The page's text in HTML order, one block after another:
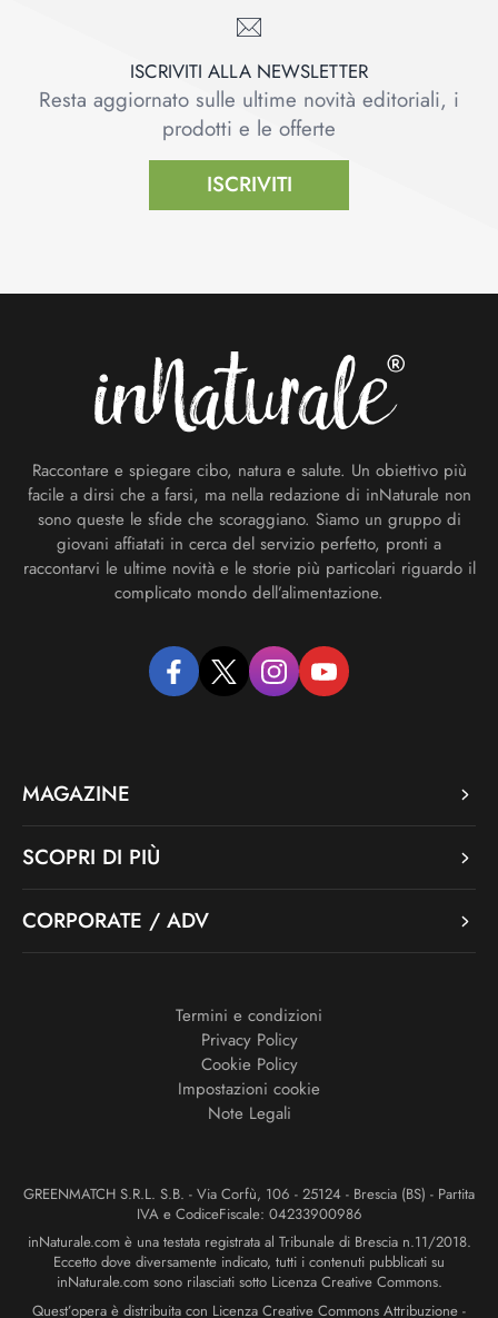
ISCRIVITI ALLA NEWSLETTER
Resta aggiornato sulle ultime novità editoriali, i
prodotti e le offerte
ISCRIVITI
Raccontare e spiegare cibo, natura e salute. Un obiettivo più
facile a dirsi che a farsi, ma nella redazione di inNaturale non
sono queste le sfide che scoraggiano. Siamo un gruppo di
giovani affiatati in cerca del servizio perfetto, pronti a
raccontarvi le ultime novità e le storie più particolari riguardo il
complicato mondo dell’alimentazione.
facebooktwitter instagramyoutube
MAGAZINE
SCOPRI DI PIÙ
CORPORATE / ADV
Termini e condizioni
Privacy Policy
Cookie Policy
Impostazioni cookie
Note Legali
GREENMATCH S.R.L. S.B. - Via Corfù, 106 - 25124 - Brescia (BS) - Partita
IVA e CodiceFiscale: 04233900986
inNaturale.com è una testata registrata al Tribunale di Brescia n.11/2018.
Eccetto dove diversamente indicato, tutti i contenuti pubblicati su
inNaturale.com sono rilasciati sotto Licenza Creative Commons.
Quest’opera è distribuita con Licenza Creative Commons Attribuzione -